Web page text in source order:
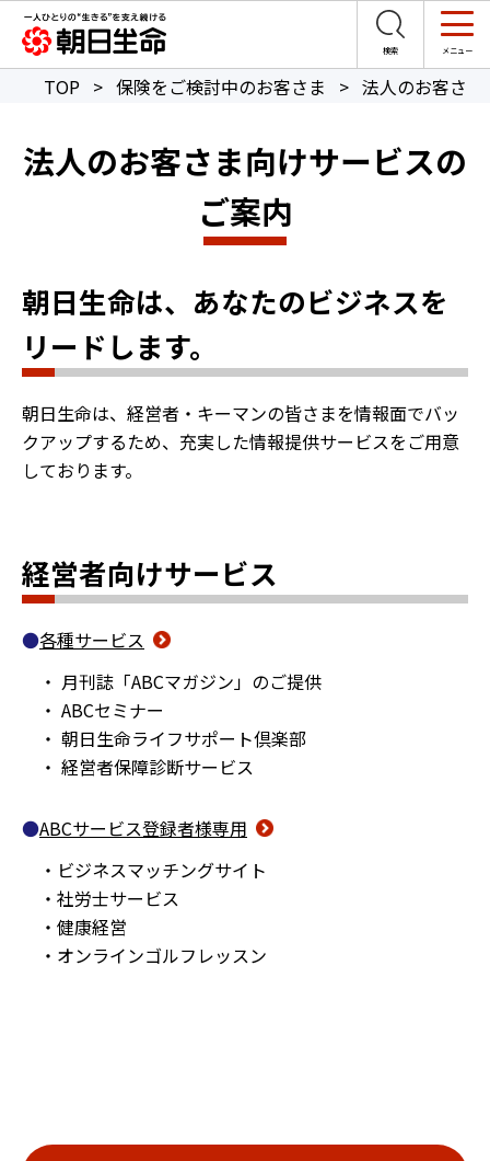
TOP > 保険をご検討中のお客さま > 法人のお客さま
法人のお客さま向けサービスの
ご案内
朝日生命は、あなたのビジネスを
リードします。
朝日生命は、経営者・キーマンの皆さまを情報面でバッ
クアップするため、充実した情報提供サービスをご用意
しております。
経営者向けサービス
各種サービス
・ 月刊誌「ABCマガジン」のご提供
・ ABCセミナー
・ 朝日生命ライフサポート倶楽部
・ 経営者保障診断サービス
ABCサービス登録者様専用
・ビジネスマッチングサイト
・社労士サービス
・健康経営
・オンラインゴルフレッスン